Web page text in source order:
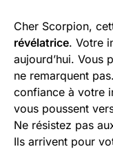
Cher Scorpion,
révélatrice. Votre
aujourd’hui. Vous
ne remarquent
confiance à votre
vous poussent
Ne résistez pas
Ils arrivent pour